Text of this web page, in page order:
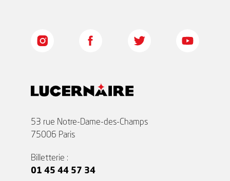
53 rue Notre-Dame-des-Champs
75006 Paris
Billetterie :
01 45 44 57 34